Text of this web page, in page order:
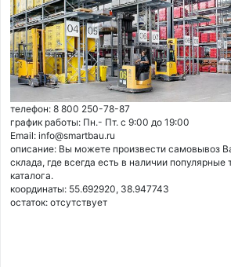
телефон: 8 800 250-78-87
график работы: Пн.- Пт. с 9:00 до 19:00
Email: info@smartbau.ru
описание: Вы можете произвести самовывоз
склада, где всегда есть в наличии
каталога.
координаты: 55.692920, 38.947743
остаток: отсутствует